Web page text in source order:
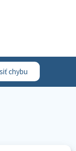
chybu